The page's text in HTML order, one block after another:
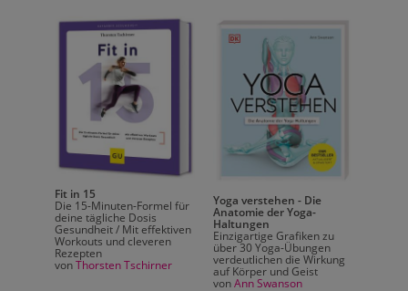
Fit in 15
Die 15-Minuten-Formel für
deine tägliche Dosis
Gesundheit / Mit effektiven
Workouts und cleveren
Rezepten
von Thorsten Tschirner
Yoga verstehen - Die
Anatomie der Yoga-
Haltungen
Einzigartige Grafiken zu
über 30 Yoga-Übungen
verdeutlichen die Wirkung
auf Körper und Geist
von Ann Swanson